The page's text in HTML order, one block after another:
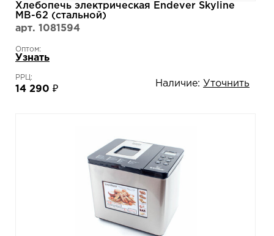
Хлебопечь электрическая Endever Skyline
MB-62 (cтальной)
арт. 1081594
Оптом:
Узнать
РРЦ:
14 290 ₽
Наличие: Уточнить